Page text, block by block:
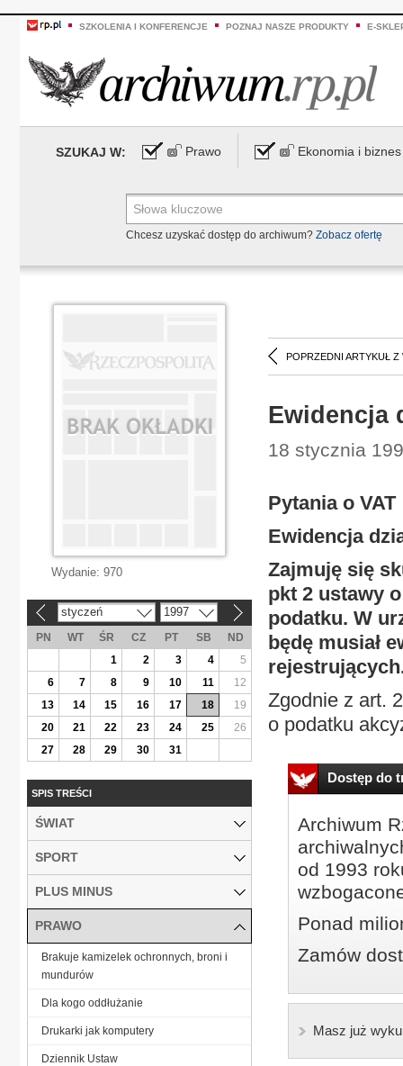
SZKOLENIA I KONFERENCJE POZNAJ NASZE PRODUKTY E-
SZUKAJ W: Prawo Ekonomia i biznes
Chcesz uzyskać dostęp do archiwum? Zobacz ofertę
POPRZEDNI ARTYKUŁ Z
Ewidencja
18 stycznia
Pytania o VAT
Ewidencja
Zajmuję się
pkt 2 ustawy
podatku. W
będę musiał
Zgodnie z art.
o podatku
Dostęp do
Archiwum
od 1993
Ponad
Zamów
Masz już
Wydanie: 970
styczeń 1997
PN WT ŚR CZ PT SB
ND
1
2 3 4
5
6
7 8 9 10 11
12
13
14 15 16 17 18
19
20
21 22 23 24 25
26
27
28 29 30 31
SPIS TREŚCI
ŚWIAT
SPORT
PLUS MINUS
PRAWO
Brakuje kamizelek ochronnych, broni i
mundurów
Dla kogo oddłużanie
Drukarki jak komputery
Dziennik Ustaw